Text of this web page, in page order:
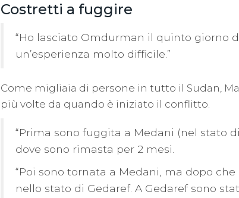
Costretti a fuggire
“Ho lasciato Omdurman il quinto giorno
un’esperienza molto difficile.”
Come migliaia di persone in tutto il Sudan,
più volte da quando è iniziato il conflitto.
“Prima sono fuggita a Medani (nel stato
dove sono rimasta per 2 mesi.
“Poi sono tornata a Medani, ma dopo
nello stato di Gedaref. A Gedaref sono